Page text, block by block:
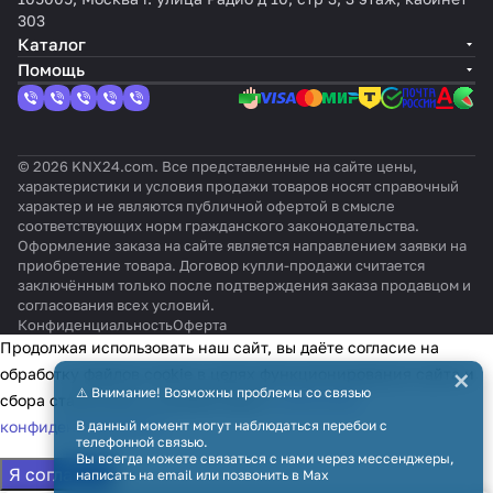
303
Каталог
Помощь
© 2026 KNX24.com. Все представленные на сайте цены,
характеристики и условия продажи товаров носят справочный
характер и не являются публичной офертой в смысле
соответствующих норм гражданского законодательства.
Оформление заказа на сайте является направлением заявки на
приобретение товара. Договор купли-продажи считается
заключённым только после подтверждения заказа продавцом и
согласования всех условий.
КонфиденциальностьОферта
⚠️ Внимание! Возможны проблемы со связью
В данный момент могут наблюдаться перебои с
телефонной связью.
Вы всегда можете связаться с нами через мессенджеры,
написать на email или позвонить в Max
×
Продолжая использовать наш сайт, вы даёте согласие на
обработку файлов cookie в целях функционирования сайта и
сбора статистики в соответствии сполитикой
конфиденциальности
Я согласен